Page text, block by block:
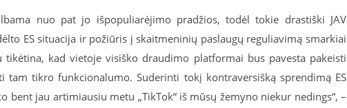
nuo pat jo išpopuliarėjimo pradžios, todėl tokie drastiški JAV
ES situacija ir požiūris į skaitmeninių paslaugų reguliavimą smarkiai
kad vietoje visiško draudimo platformai bus pavesta pakeisti
tam tikro funkcionalumo. Suderinti tokį kontraversišką sprendimą ES
bent jau artimiausiu metu „TikTok“ iš mūsų žemyno niekur nedings“, –